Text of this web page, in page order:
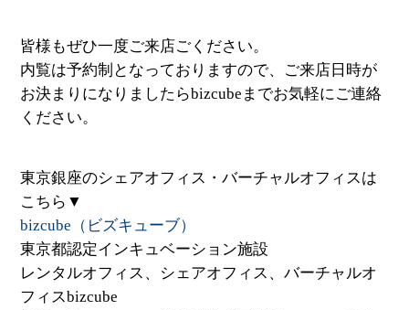
皆様もぜひ一度ご来店ごください。
内覧は予約制となっておりますので、ご来店日時が
お決まりになりましたらbizcubeまでお気軽にご連絡
ください。
東京銀座のシェアオフィス・バーチャルオフィスは
こちら▼
bizcube（ビズキューブ）
東京都認定インキュベーション施設
レンタルオフィス、シェアオフィス、バーチャルオ
フィスbizcube